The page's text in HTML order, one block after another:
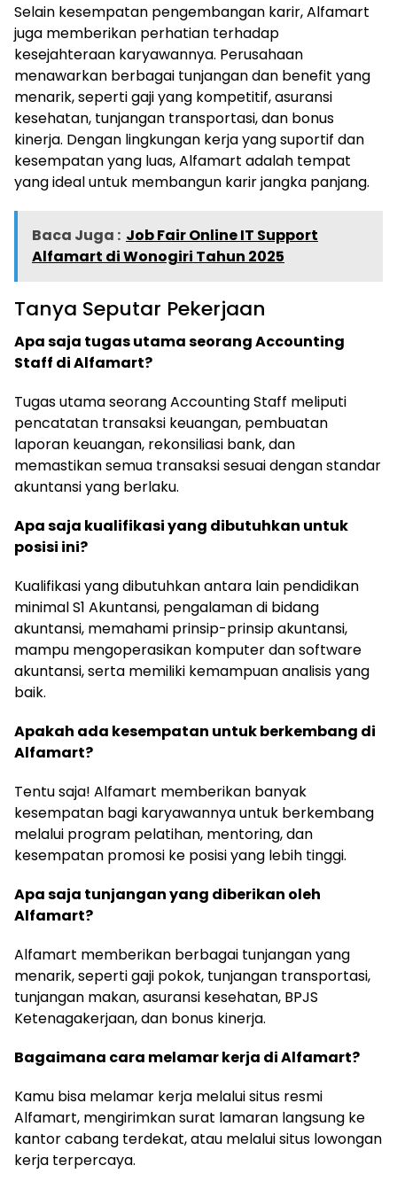
Selain kesempatan pengembangan karir, Alfamart
juga memberikan perhatian terhadap
kesejahteraan karyawannya. Perusahaan
menawarkan berbagai tunjangan dan benefit yang
menarik, seperti gaji yang kompetitif, asuransi
kesehatan, tunjangan transportasi, dan bonus
kinerja. Dengan lingkungan kerja yang suportif dan
kesempatan yang luas, Alfamart adalah tempat
yang ideal untuk membangun karir jangka panjang.
Baca Juga : Job Fair Online IT Support
Alfamart di Wonogiri Tahun 2025
Tanya Seputar Pekerjaan
Apa saja tugas utama seorang Accounting
Staff di Alfamart?
Tugas utama seorang Accounting Staff meliputi
pencatatan transaksi keuangan, pembuatan
laporan keuangan, rekonsiliasi bank, dan
memastikan semua transaksi sesuai dengan standar
akuntansi yang berlaku.
Apa saja kualifikasi yang dibutuhkan untuk
posisi ini?
Kualifikasi yang dibutuhkan antara lain pendidikan
minimal S1 Akuntansi, pengalaman di bidang
akuntansi, memahami prinsip-prinsip akuntansi,
mampu mengoperasikan komputer dan software
akuntansi, serta memiliki kemampuan analisis yang
baik.
Apakah ada kesempatan untuk berkembang di
Alfamart?
Tentu saja! Alfamart memberikan banyak
kesempatan bagi karyawannya untuk berkembang
melalui program pelatihan, mentoring, dan
kesempatan promosi ke posisi yang lebih tinggi.
Apa saja tunjangan yang diberikan oleh
Alfamart?
Alfamart memberikan berbagai tunjangan yang
menarik, seperti gaji pokok, tunjangan transportasi,
tunjangan makan, asuransi kesehatan, BPJS
Ketenagakerjaan, dan bonus kinerja.
Bagaimana cara melamar kerja di Alfamart?
Kamu bisa melamar kerja melalui situs resmi
Alfamart, mengirimkan surat lamaran langsung ke
kantor cabang terdekat, atau melalui situs lowongan
kerja terpercaya.